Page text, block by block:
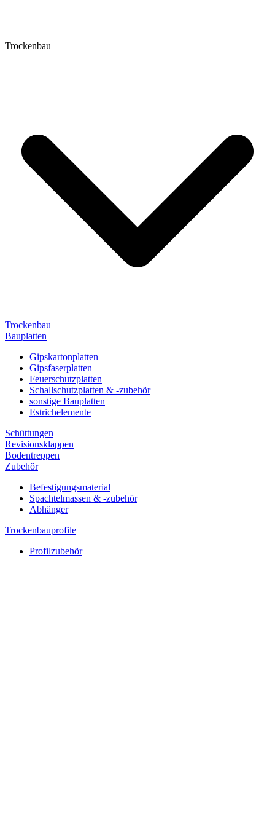
Trockenbau
Trockenbau
Bauplatten
Gipskartonplatten
Gipsfaserplatten
Feuerschutzplatten
Schallschutzplatten & -zubehör
sonstige Bauplatten
Estrichelemente
Schüttungen
Revisionsklappen
Bodentreppen
Zubehör
Befestigungsmaterial
Spachtelmassen & -zubehör
Abhänger
Trockenbauprofile
Profilzubehör